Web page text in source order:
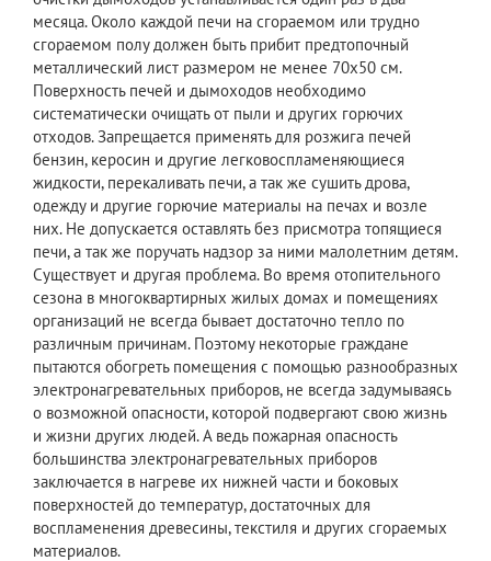
месяца. Около каждой печи на сгораемом или трудно
сгораемом полу должен быть прибит предтопочный
металлический лист размером не менее 70х50 см.
Поверхность печей и дымоходов необходимо
систематически очищать от пыли и других горючих
отходов. Запрещается применять для розжига печей
бензин, керосин и другие легковоспламеняющиеся
жидкости, перекаливать печи, а так же сушить дрова,
одежду и другие горючие материалы на печах и возле
них. Не допускается оставлять без присмотра топящиеся
печи, а так же поручать надзор за ними малолетним детям.
Существует и другая проблема. Во время отопительного
сезона в многоквартирных жилых домах и помещениях
организаций не всегда бывает достаточно тепло по
различным причинам. Поэтому некоторые граждане
пытаются обогреть помещения с помощью разнообразных
электронагревательных приборов, не всегда задумываясь
о возможной опасности, которой подвергают свою жизнь
и жизни других людей. А ведь пожарная опасность
большинства электронагревательных приборов
заключается в нагреве их нижней части и боковых
поверхностей до температур, достаточных для
воспламенения древесины, текстиля и других сгораемых
материалов.